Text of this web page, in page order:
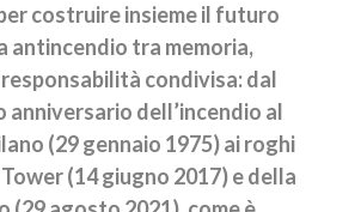
costruire insieme il futuro
antincendio tra memoria,
condivisa: dal
anniversario dell’incendio al
(29 gennaio 1975) ai roghi
(14 giugno 2017) e della